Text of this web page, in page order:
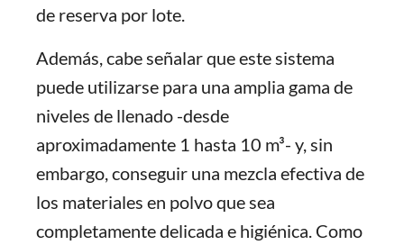
de reserva por lote.
Además, cabe señalar que este sistema
puede utilizarse para una amplia gama de
niveles de llenado -desde
aproximadamente 1 hasta 10 m³- y, sin
embargo, conseguir una mezcla efectiva de
los materiales en polvo que sea
completamente delicada e higiénica. Como